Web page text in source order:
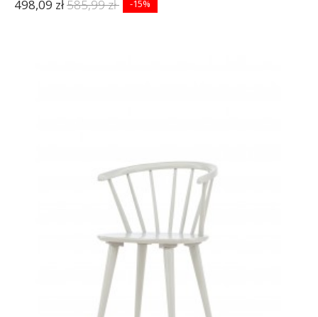
498,09 zł585,99 zł -15%